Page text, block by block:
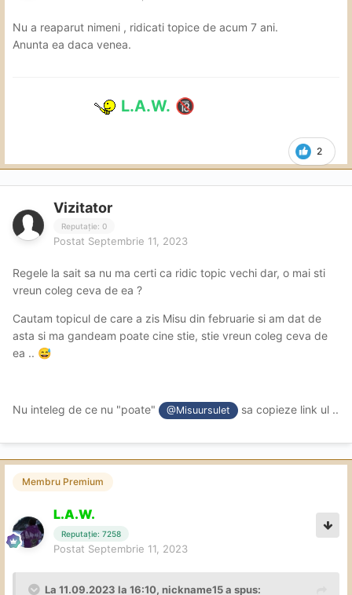
Nu a reaparut nimeni , ridicati topice de acum 7 ani.
Anunta ea daca venea.
2
L.A.W. 🔞
Vizitator
Reputație: 0
Postat Septembrie 11, 2023
Regele la sait sa nu ma certi ca ridic topic vechi dar, o mai sti
vreun coleg ceva de ea ?
Cautam topicul de care a zis Misu din februarie si am dat de
asta si ma gandeam poate cine stie, stie vreun coleg ceva de
ea .. 😅
Nu inteleg de ce nu "poate" @Misuursulet sa copieze link ul ..
Membru Premium
L.A.W.
Reputație: 7258
Postat Septembrie 11, 2023
La 11.09.2023 la 16:10, nickname15a spus: